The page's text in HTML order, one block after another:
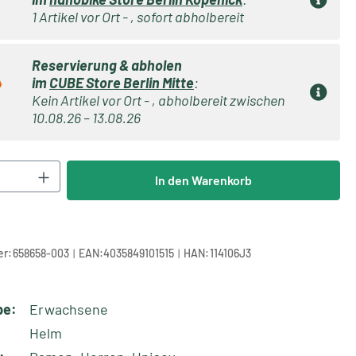
1 Artikel vor Ort - , sofort abholbereit
Reservierung & abholen
imCUBE Store Berlin Mitte:
Kein Artikel vor Ort - , abholbereit zwischen
10.08.26 – 13.08.26
Gib den gewünschten Wert ein
In den Warenkorb
658658-003 | EAN:4035849101515 | HAN:114106J3
Erwachsene
Helm